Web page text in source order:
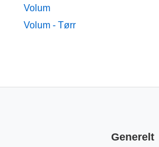
Volum
Volum - Tørr
Generelt